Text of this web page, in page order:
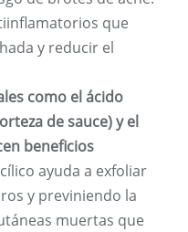
que
y reducir el
como el ácido
de sauce) y el
beneficios
ayuda a exfoliar
y previniendo la
muertas que